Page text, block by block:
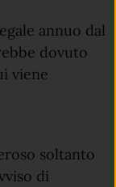
annuo dal
dovuto
viene
soltanto
di